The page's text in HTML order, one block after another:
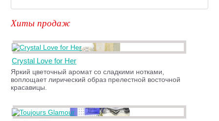
Хиты продаж
Crystal Love for Her
Яркий цветочный аромат со сладкими нотками,
воплощает лирический образ прелестной восточной
красавицы.